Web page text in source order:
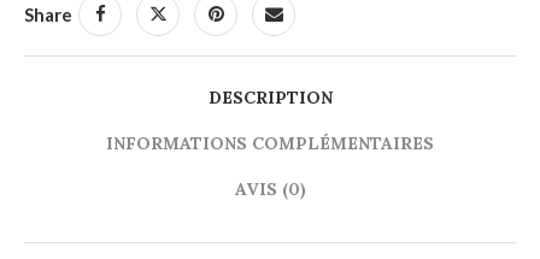
Share
DESCRIPTION
INFORMATIONS COMPLÉMENTAIRES
AVIS (0)